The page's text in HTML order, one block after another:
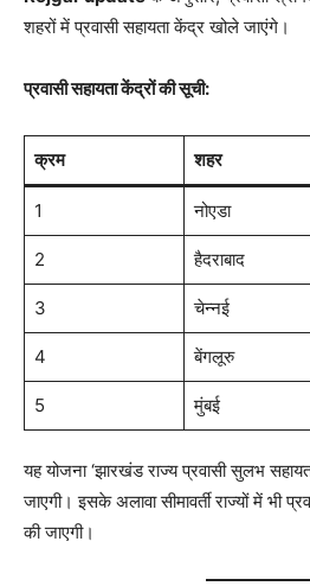
शहरों में प्रवासी सहायता केंद्र खोले जाएंगे।
प्रवासी सहायता केंद्रों की सूची:
क्रम शहर
1 नोएडा
2 हैदराबाद
3 चेन्नई
4 बेंगलूरु
5 मुंबई
यह योजना ‘झारखंड राज्य प्रवासी सुलभ
जाएगी। इसके अलावा सीमावर्ती राज्यों में भी
की जाएगी।